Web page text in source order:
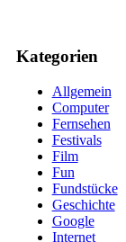
Kategorien
Allgemein
Computer
Fernsehen
Festivals
Film
Fun
Fundstücke
Geschichte
Google
Internet